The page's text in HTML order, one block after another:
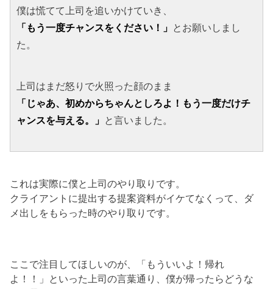
僕は慌てて上司を追いかけていき、
「もう一度チャンスをください！」 とお願いしまし
た。
上司はまだ怒りで火照った顔のまま
「じゃあ、初めからちゃんとしろよ！もう一度だけチ
ャンスを与える。」 と言いました。
これは実際に僕と上司のやり取りです。
クライアントに提出する提案資料がイケてなくって、ダ
メ出しをもらった時のやり取りです。
ここで注目してほしいのが、「もういいよ！帰れ
よ！！」といった上司の言葉通り、僕が帰ったらどうな